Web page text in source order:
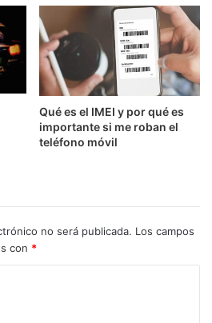
Qué es el IMEI y por qué es
importante si me roban el
teléfono móvil
no será publicada. Los campos
con *